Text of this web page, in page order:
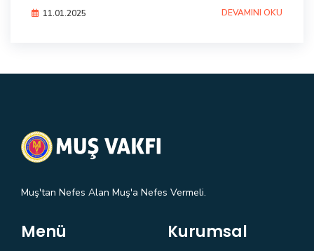
11.01.2025 DEVAMINI OKU
Muş'tan Nefes Alan Muş'a Nefes Vermeli.
Menü Kurumsal